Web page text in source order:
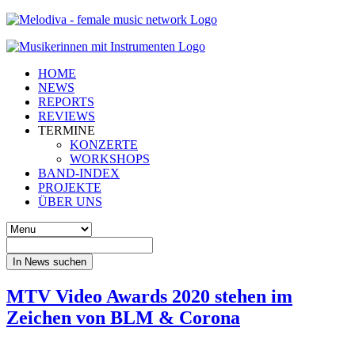
HOME
NEWS
REPORTS
REVIEWS
TERMINE
KONZERTE
WORKSHOPS
BAND-INDEX
PROJEKTE
ÜBER UNS
In News suchen
MTV Video Awards 2020 stehen im
Zeichen von BLM & Corona